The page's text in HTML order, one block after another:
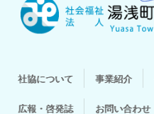
社協について 事業紹介
広報・啓発誌 お問い合わせ